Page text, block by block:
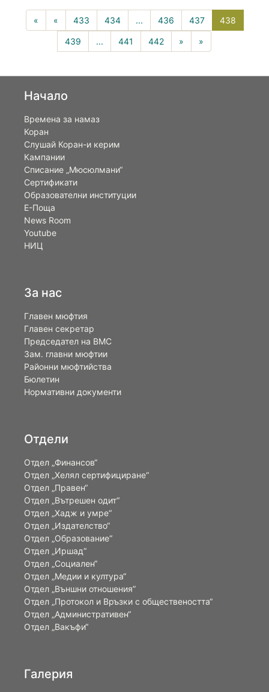
« « 433 434 ... 436 437 438
439 ... 441 442 » »
Начало
Времена за намаз
Коран
Слушай Коран-и керим
Кампании
Списание „Мюсюлмани“
Сертификати
Образователни институции
Е-Поща
News Room
Youtube
НИЦ
За нас
Главен мюфтия
Главен секретар
Председател на ВМС
Зам. главни мюфтии
Районни мюфтийства
Бюлетин
Нормативни документи
Отдели
Отдел „Финансов“
Отдел „Хелял сертифициране“
Отдел „Правен“
Отдел „Вътрешен одит“
Отдел „Хадж и умре“
Отдел „Издателство“
Отдел „Образование“
Отдел „Иршад“
Отдел „Социален“
Отдел „Медии и култура“
Отдел „Външни отношения”
Oтдел „Протокол и Връзки с обществеността“
Отдел „Административен“
Отдел „Вакъфи“
Галерия